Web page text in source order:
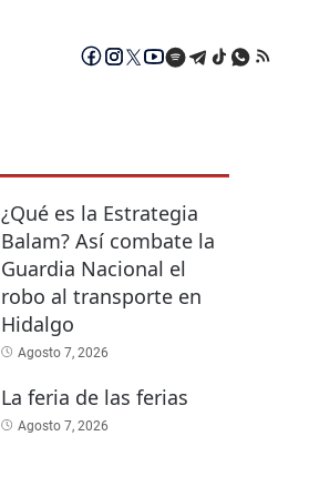
¿Qué es la Estrategia
Balam? Así combate la
Guardia Nacional el
robo al transporte en
Hidalgo
Agosto 7, 2026
La feria de las ferias
Agosto 7, 2026